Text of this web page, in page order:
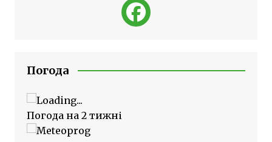
Погода
Погода на 2 тижні